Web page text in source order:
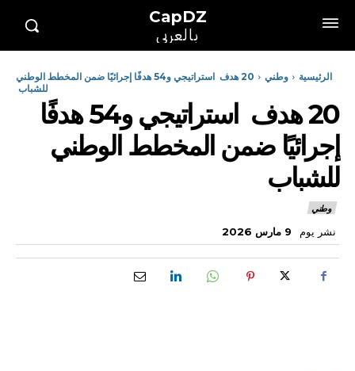
CapDZ
بالعربي
الرئيسية وطني
20 هدف استراتيجي و54 هدفًا إجرائيًا ضمن المخطط الوطني
للشباب
20 هدف استراتيجي و54 هدفًا
إجرائيًا ضمن المخطط الوطني
للشباب
وطني
نشر يوم 9 مارس 2026